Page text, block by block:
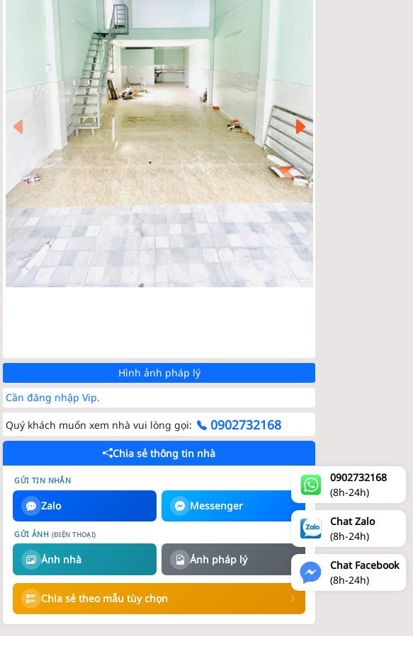
Hình ảnh pháp lý
Cần đăng nhập Vip.
Quý khách muốn xem nhà vui lòng gọi: 0902732168
Chia sẻ thông tin nhà
GỬI TIN NHẮN
Zalo Messenger
GỬI ẢNH (ĐIỆN THOẠI)
Ảnh nhà Ảnh pháp lý
Chia sẻ theo mẫu tùy chọn
0902732168
(8h-24h)
Chat Zalo
(8h-24h)
Chat Facebook
(8h-24h)